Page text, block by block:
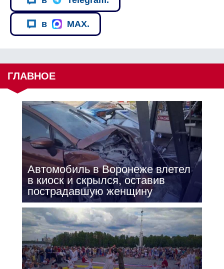
в MAX.
ГЛАВНОЕ
Автомобиль в Воронеже влетел
в киоск и скрылся, оставив
пострадавшую женщину